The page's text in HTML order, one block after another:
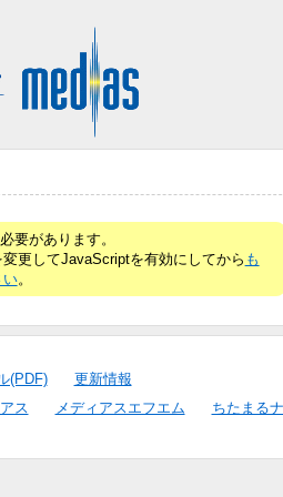
要があります。
更してJavaScriptを有効にしてから も
い。
(PDF)
更新情報
ス メディアスエフエム ちたまる